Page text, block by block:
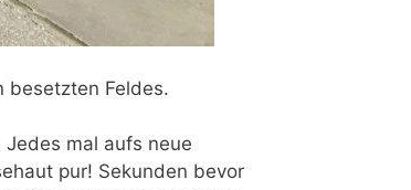
besetzten Feldes.
mal aufs neue
pur! Sekunden bevor